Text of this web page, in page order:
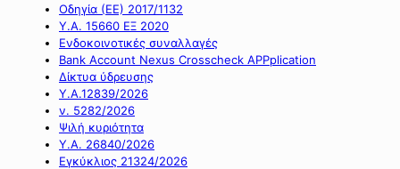
Οδηγία (ΕΕ) 2017/1132
Υ.Α. 15660 ΕΞ 2020
Ενδοκοινοτικές συναλλαγές
Bank Account Nexus Crosscheck APPplication
Δίκτυα ύδρευσης
Υ.Α.12839/2026
ν. 5282/2026
Ψιλή κυριότητα
Υ.Α. 26840/2026
Εγκύκλιος 21324/2026